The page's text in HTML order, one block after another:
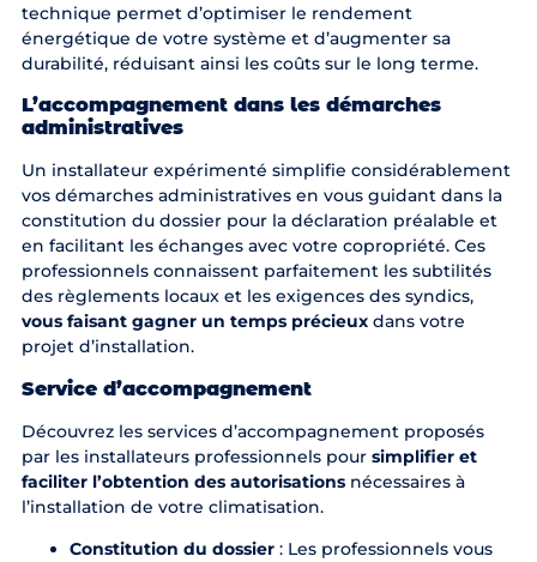
technique permet d’optimiser le rendement
énergétique de votre système et d’augmenter sa
durabilité, réduisant ainsi les coûts sur le long terme.
L’accompagnement dans les démarches
administratives
Un installateur expérimenté simplifie considérablement
vos démarches administratives en vous guidant dans la
constitution du dossier pour la déclaration préalable et
en facilitant les échanges avec votre copropriété. Ces
professionnels connaissent parfaitement les subtilités
des règlements locaux et les exigences des syndics,
vous faisant gagner un temps précieuxdans votre
projet d’installation.
Service d’accompagnement
Découvrez les services d’accompagnement proposés
par les installateurs professionnels pour simplifier et
faciliter l’obtention des autorisationsnécessaires à
l’installation de votre climatisation.
Constitution du dossier: Les professionnels vous